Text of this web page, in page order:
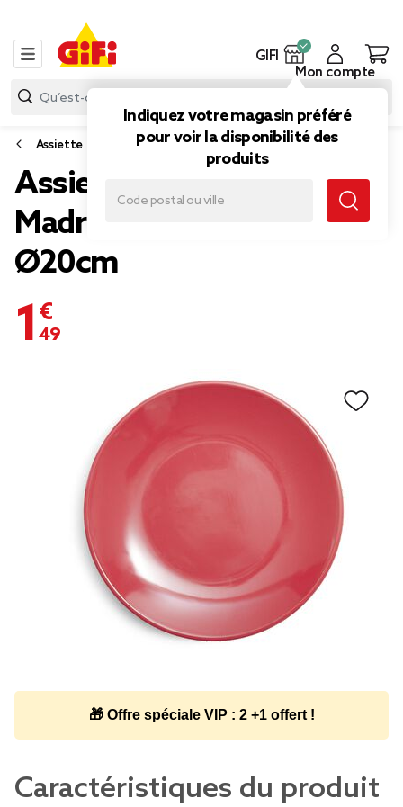
GIFI
Indiquez votre magasin préféré
pour voir la disponibilité des
produits
Mon compte
Assiette
Assiette à dessert ronde
Madrid faïence rouge
Ø20cm
1,49 €
🎁 Offre spéciale VIP : 2 +1 offert !
Caractéristiques du produit